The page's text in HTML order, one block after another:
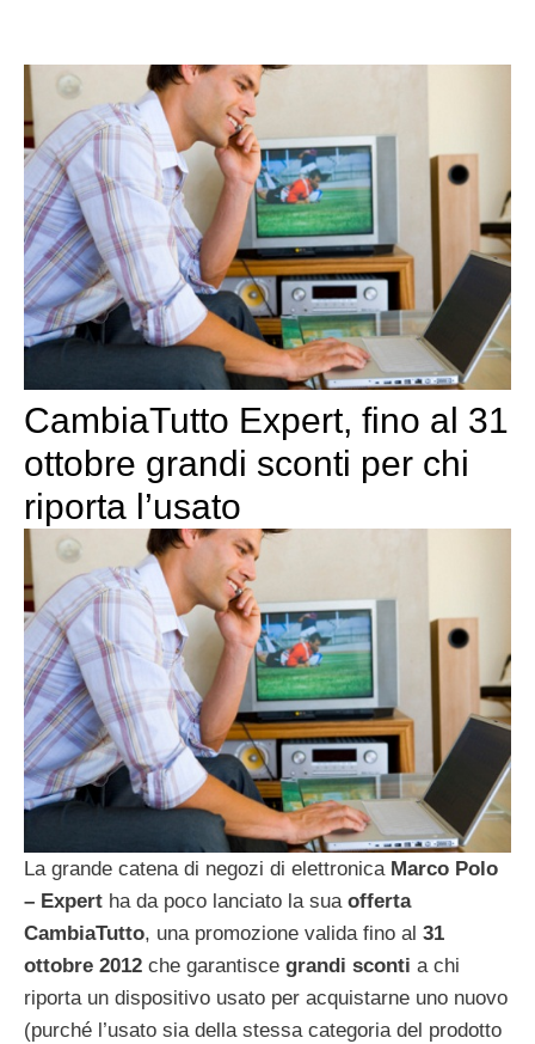
CambiaTutto Expert, fino al 31
ottobre grandi sconti per chi
riporta l’usato
La grande catena di negozi di elettronicaMarco Polo
– Expert ha da poco lanciato la sua offerta
CambiaTutto, una promozione valida fino al 31
ottobre 2012 che garantisce grandi sconti a chi
riporta un dispositivo usato per acquistarne uno nuovo
(purché l’usato sia della stessa categoria del prodotto